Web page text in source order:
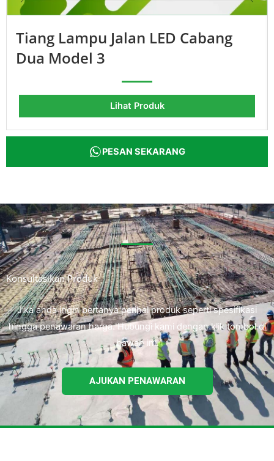
Tiang Lampu Jalan LED Cabang
Dua Model 3
Lihat Produk
PESAN SEKARANG
Konsultasikan Produk
Jika anda ingin bertanya perihal produk seperti spesifikasi
hingga penawaran harga. Hubungi kami dengan klik tombol di
bawah ini.
AJUKAN PENAWARAN